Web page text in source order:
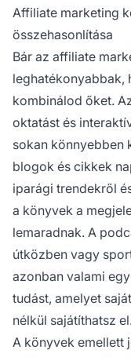
Affiliate marketing
összehasonlítása
Bár az affiliate
leghatékonyabbak,
kombinálod őket.
oktatást és
sokan könnyebben
blogok és cikkek
iparági trendekről
a könyvek a
lemaradnak. A
útközben vagy
azonban valami
tudást, amelyet
nélkül sajátíthatsz
A könyvek emellett